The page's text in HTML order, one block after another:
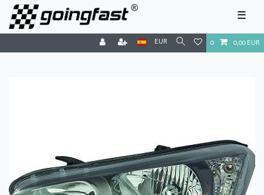
☰
EUR 0 0,00 EUR